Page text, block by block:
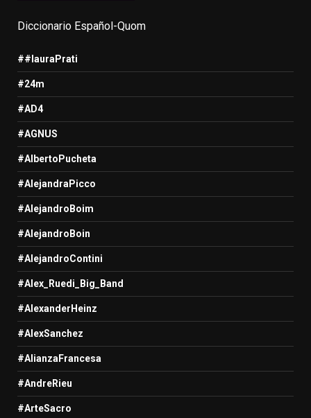
Diccionario Español-Quom
##lauraPrati
#24m
#AD4
#AGNUS
#AlbertoPucheta
#AlejandraPicco
#AlejandroBoim
#AlejandroBoin
#AlejandroContini
#Alex_Ruedi_Big_Band
#AlexanderHeinz
#AlexSanchez
#AlianzaFrancesa
#AndreRieu
#ArteSacro